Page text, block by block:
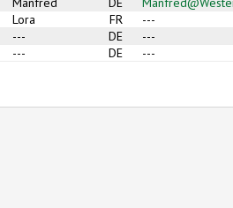
Lora FR
---
--- DE
---
--- DE ---